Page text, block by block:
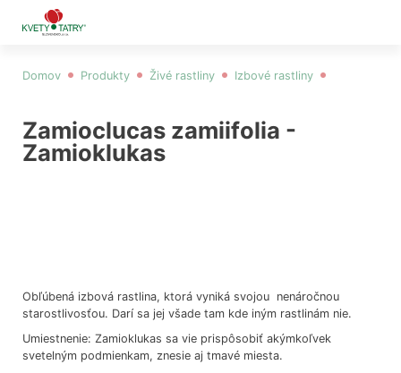
Domov Produkty Živé rastliny
Izbové rastliny
Zamioclucas zamiifolia -
Zamioklukas
Obľúbená izbová rastlina, ktorá vyniká svojou nenáročnou
starostlivosťou. Darí sa jej všade tam kde iným rastlinám nie.
Umiestnenie: Zamioklukas sa vie prispôsobiť akýmkoľvek
svetelným podmienkam, znesie aj tmavé miesta.